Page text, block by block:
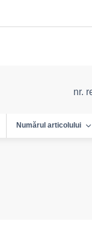
nr.
Numărul articolului